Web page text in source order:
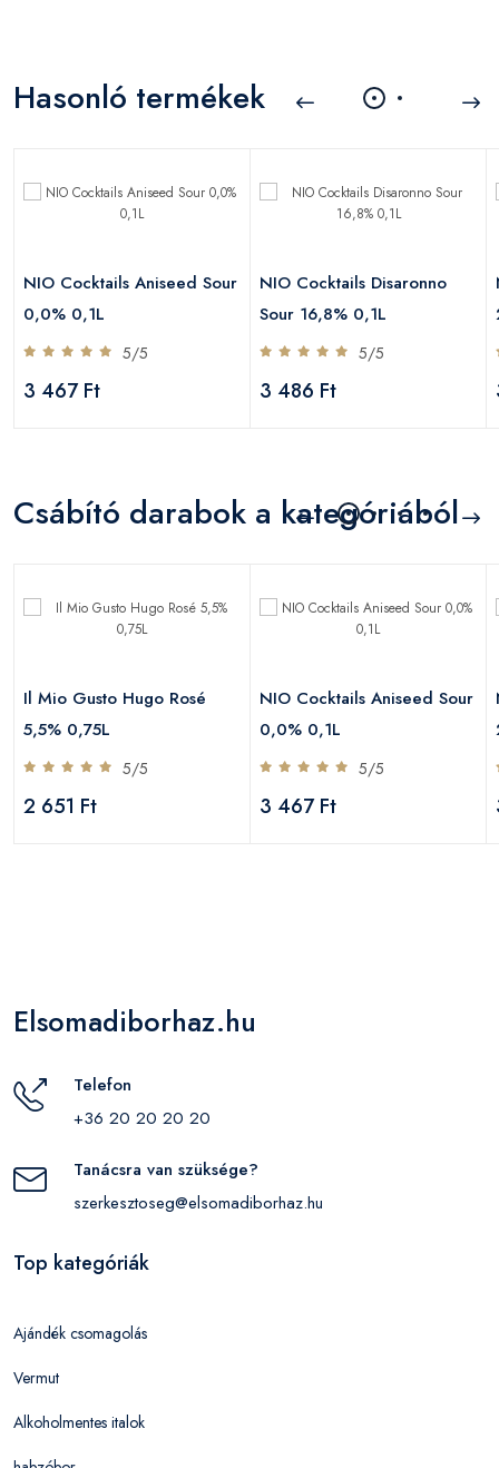
Hasonló termékek
NIO Cocktails Aniseed Sour
0,0% 0,1L
5/5
3 467 Ft
NIO Cocktails Disaronno
Sour 16,8% 0,1L
5/5
3 486 Ft
Csábító darabok a kategóriából
Il Mio Gusto Hugo Rosé
5,5% 0,75L
5/5
2 651 Ft
NIO Cocktails Aniseed Sour
0,0% 0,1L
5/5
3 467 Ft
Elsomadiborhaz.hu
Telefon
+36 20 20 20 20
Tanácsra van szüksége?
szerkesztoseg@elsomadiborhaz.hu
Top kategóriák
Ajándék csomagolás
Vermut
Alkoholmentes italok